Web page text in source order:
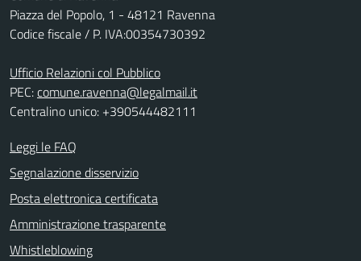
Piazza del Popolo, 1 - 48121 Ravenna
Codice fiscale / P. IVA:00354730392
Ufficio Relazioni col Pubblico
PEC:comune.ravenna@legalmail.it
Centralino unico: +390544482111
Leggi le FAQ
Segnalazione disservizio
Posta elettronica certificata
Amministrazione trasparente
Whistleblowing